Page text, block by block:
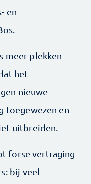
en
meer plekken
het
nieuwe
toe­gewezen en
uitbreiden.
forse vertraging
bij veel